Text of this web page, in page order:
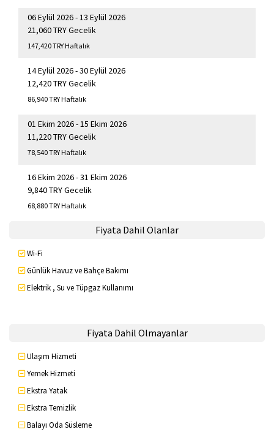
06 Eylül 2026 - 13 Eylül 2026
21,060 TRY Gecelik
147,420 TRY Haftalık
14 Eylül 2026 - 30 Eylül 2026
12,420 TRY Gecelik
86,940 TRY Haftalık
01 Ekim 2026 - 15 Ekim 2026
11,220 TRY Gecelik
78,540 TRY Haftalık
16 Ekim 2026 - 31 Ekim 2026
9,840 TRY Gecelik
68,880 TRY Haftalık
Fiyata Dahil Olanlar
Wi-Fi
Günlük Havuz ve Bahçe Bakımı
Elektrik , Su ve Tüpgaz Kullanımı
Fiyata Dahil Olmayanlar
Ulaşım Hizmeti
Yemek Hizmeti
Ekstra Yatak
Ekstra Temizlik
Balayı Oda Süsleme